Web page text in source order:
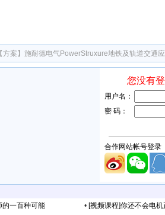
【方案】 施耐德电气PowerStruxure地铁及轨道交通
的一百种可能 • [视频课程]你还不会电